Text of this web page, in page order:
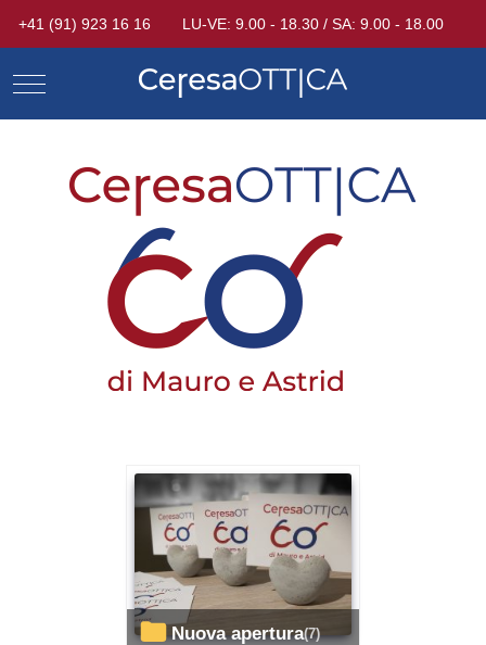
+41 (91) 923 16 16 LU-VE: 9.00 - 18.30 / SA: 9.00 - 18.00
Mobile Menu Toggle
Nuova apertura(7)